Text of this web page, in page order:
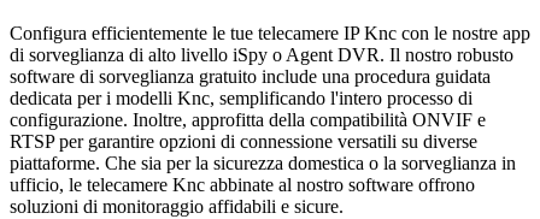
Configura efficientemente le tue telecamere IP Knc con le nostre app
di sorveglianza di alto livello iSpy o Agent DVR. Il nostro robusto
software di sorveglianza gratuito include una procedura guidata
dedicata per i modelli Knc, semplificando l'intero processo di
configurazione. Inoltre, approfitta della compatibilità ONVIF e
RTSP per garantire opzioni di connessione versatili su diverse
piattaforme. Che sia per la sicurezza domestica o la sorveglianza in
ufficio, le telecamere Knc abbinate al nostro software offrono
soluzioni di monitoraggio affidabili e sicure.